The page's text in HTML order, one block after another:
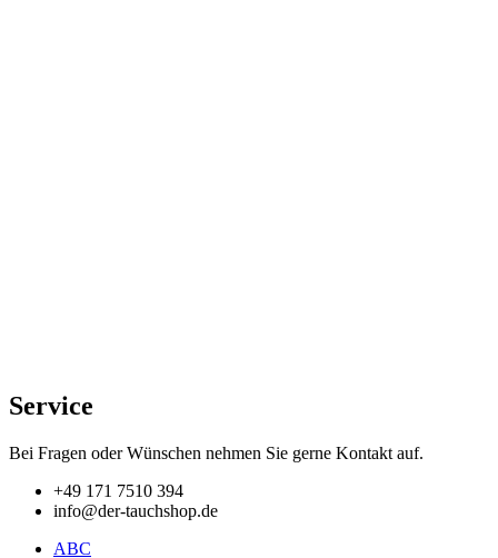
Service
Bei Fragen oder Wünschen nehmen Sie gerne Kontakt auf.
+49 171 7510 394
info@der-tauchshop.de
ABC